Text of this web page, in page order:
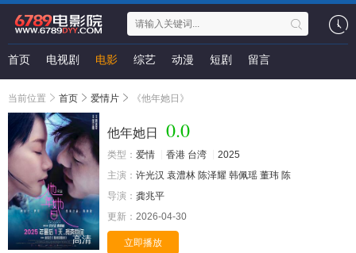
首页 电视剧 电影 综艺 动漫 短剧 留言
当前位置 首页 爱情片 《他年她日》
高清
他年她日 0.0
类型： 爱情 香港 台湾
2025
主演： 许光汉 袁澧林 陈泽耀 韩佩瑶 董玮 陈
导演： 龚兆平
更新： 2026-04-30
立即播放